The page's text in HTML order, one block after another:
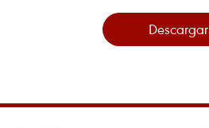
Descargar